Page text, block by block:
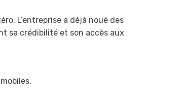
L’entreprise a déjà noué des
sa crédibilité et son accès aux